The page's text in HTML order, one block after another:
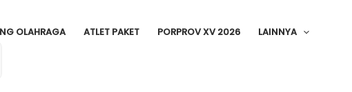
OLAHRAGA ATLET PAKET PORPROV XV 2026 LAINNYA